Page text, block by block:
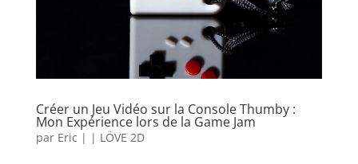
Créer un Jeu Vidéo sur la Console Thumby :
Mon Expérience lors de la Game Jam
par Eric | | LÖVE 2D